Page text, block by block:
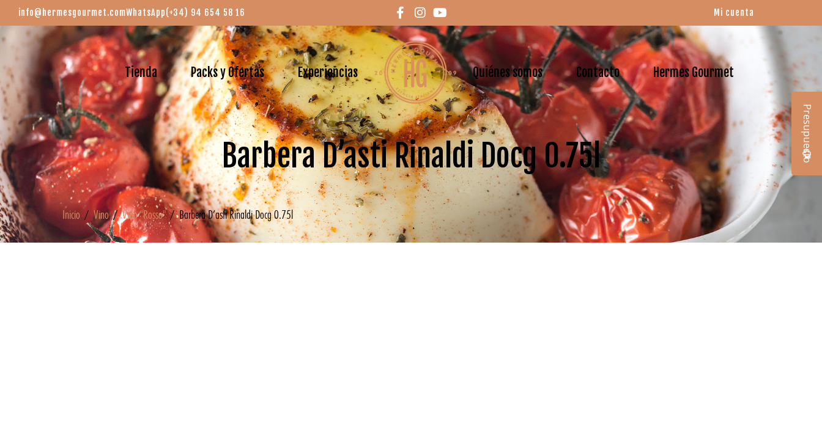
info@hermesgourmet.comWhatsApp(+34) 94 654 58 16 Mi cuenta
Tienda Packs y Ofertas Experiencias Quiénes somos Contacto Hermes Gourmet
Barbera D’asti Rinaldi Docg 0.75l
Inicio/Vino/Vino "Rosso"/ Barbera D’asti Rinaldi Docg 0.75l
Presupuesto